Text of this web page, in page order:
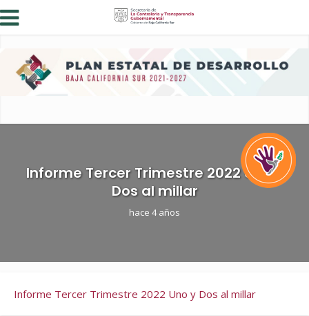
Informe Tercer Trimestre 2022 Uno y
Dos al millar
hace 4 años
Informe Tercer Trimestre 2022 Uno y Dos al millar